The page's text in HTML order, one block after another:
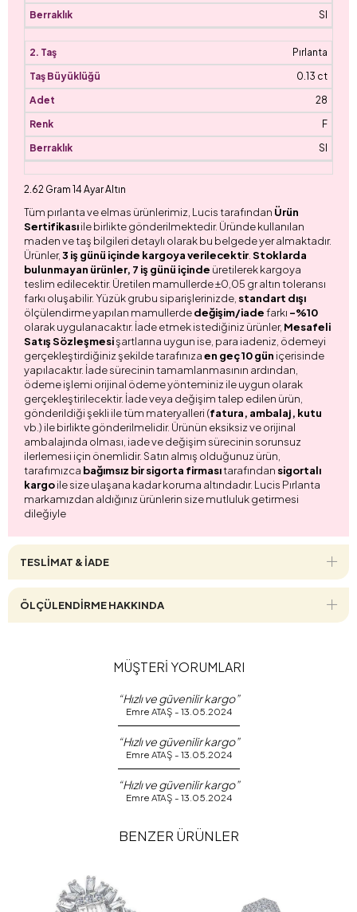
SI
Pırlanta
0.13 ct
28
F
SI
2.62 Gram 14 Ayar Altın
Tüm pırlanta ve elmas ürünlerimiz, Lucis tarafından Ürün
Sertifikasıile birlikte gönderilmektedir. Üründe kullanılan
maden ve taş bilgileri detaylı olarak bu belgede yer almaktadır.
Ürünler,3 iş günü içinde kargoya verilecektir. Stoklarda
bulunmayan ürünler, 7 iş günü içinde üretilerek kargoya
teslim edilecektir. Üretilen mamullerde ±0,05 gr altın toleransı
farkı oluşabilir. Yüzük grubu siparişlerinizde, standart dışı
ölçülendirme yapılan mamullerdedeğişim/iadefarkı -%10
olarak uygulanacaktır. İade etmek istediğiniz ürünler, Mesafeli
Satış Sözleşmesişartlarına uygun ise, para iadeniz, ödemeyi
gerçekleştirdiğiniz şekilde tarafınızaen geç 10 gün içerisinde
yapılacaktır. İade sürecinin tamamlanmasının ardından,
ödeme işlemi orijinal ödeme yönteminiz ile uygun olarak
gerçekleştirilecektir. İade veya değişim talep edilen ürün,
gönderildiği şekli ile tüm materyalleri (fatura, ambalaj, kutu
vb.) ile birlikte gönderilmelidir. Ürünün eksiksiz ve orijinal
ambalajında olması, iade ve değişim sürecinin sorunsuz
ilerlemesi için önemlidir. Satın almış olduğunuz ürün,
tarafımızca bağımsız bir sigorta firmasıtarafından sigortalı
kargoile size ulaşana kadar koruma altındadır. Lucis Pırlanta
markamızdan aldığınız ürünlerin size mutluluk getirmesi
dileğiyle
TESLİMAT & İADE
ÖLÇÜLENDİRME HAKKINDA
MÜŞTERİ YORUMLARI
“Hızlı ve güvenilir kargo”
Emre ATAŞ - 13.05.2024
“Hızlı ve güvenilir kargo”
Emre ATAŞ - 13.05.2024
“Hızlı ve güvenilir kargo”
Emre ATAŞ - 13.05.2024
BENZER ÜRÜNLER